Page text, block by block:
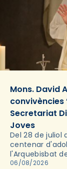
Mons. David
convivències
Secretariat
Joves
Del 28 de juliol
centenar
l'Arquebisbat
les
06/08/2026